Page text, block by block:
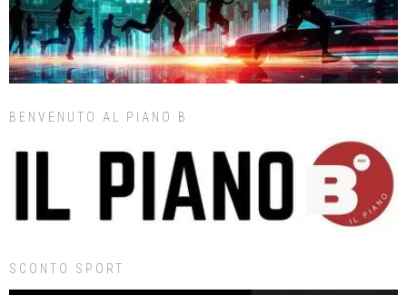
BENVENUTO AL PIANO B
SCONTO SPORT